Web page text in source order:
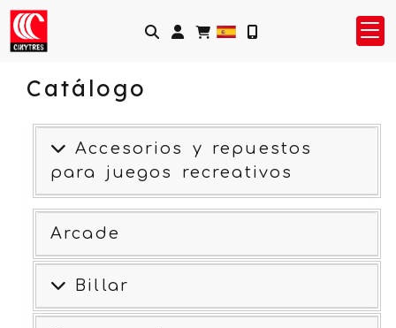
Identifícate
Catálogo
Accesorios y repuestos
para juegos recreativos
Arcade
Billar